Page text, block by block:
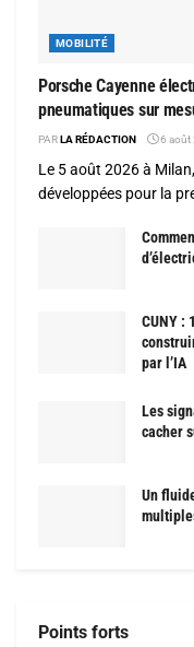
MOBILITÉ
Porsche Cayenne
pneumatiques sur
PARLA RÉDACTION 6 août
Le 5 août 2026 à
développées pour la
CUNY :
par l’IA
Les
cacher
Un
Points forts